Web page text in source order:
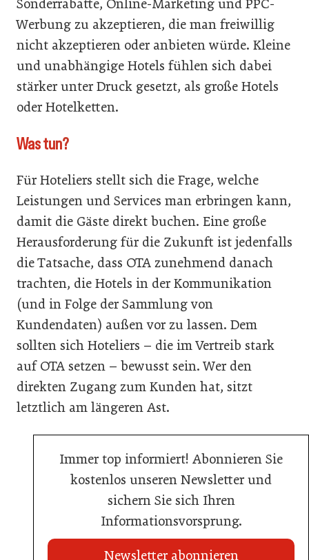
Sonderrabatte, Online-Marketing und PPC-
Werbung zu akzeptieren, die man freiwillig
nicht akzeptieren oder anbieten würde. Kleine
und unabhängige Hotels fühlen sich dabei
stärker unter Druck gesetzt, als große Hotels
oder Hotelketten.
Was tun?
Für Hoteliers stellt sich die Frage, welche
Leistungen und Services man erbringen kann,
damit die Gäste direkt buchen. Eine große
Herausforderung für die Zukunft ist jedenfalls
die Tatsache, dass OTA zunehmend danach
trachten, die Hotels in der Kommunikation
(und in Folge der Sammlung von
Kundendaten) außen vor zu lassen. Dem
sollten sich Hoteliers – die im Vertreib stark
auf OTA setzen – bewusst sein. Wer den
direkten Zugang zum Kunden hat, sitzt
letztlich am längeren Ast.
Immer top informiert! Abonnieren Sie
kostenlos unseren Newsletter und
sichern Sie sich Ihren
Informationsvorsprung.
Newsletter abonnieren